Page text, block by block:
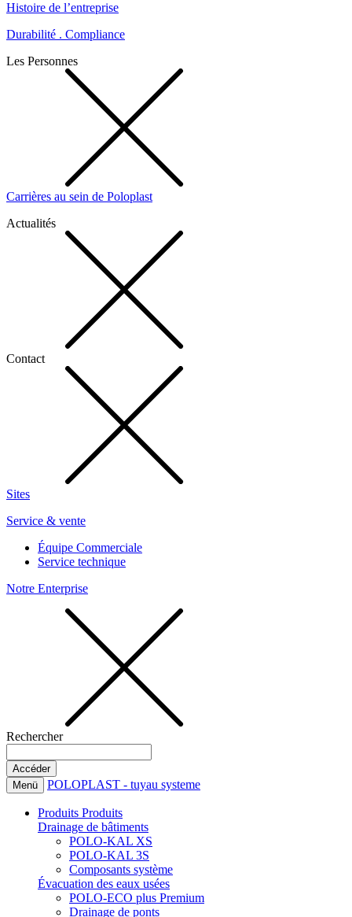
Histoire de l’entreprise
Durabilité . Compliance
Les Personnes
Carrières au sein de Poloplast
Actualités
Contact
Sites
Service & vente
Équipe Commerciale
Service technique
Notre Enterprise
Rechercher
Menü POLOPLAST - tuyau systeme
Produits Produits
Drainage de bâtiments
POLO-KAL XS
POLO-KAL 3S
Composants système
Évacuation des eaux usées
POLO-ECO plus Premium
Drainage de ponts